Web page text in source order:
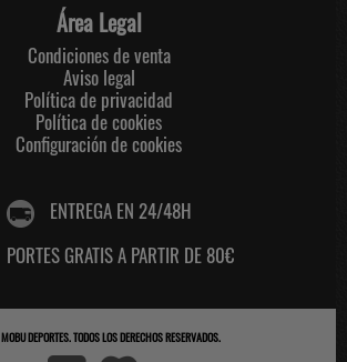
Área Legal
Condiciones de venta
Aviso legal
Política de privacidad
Política de cookies
Configuración de cookies
ENTREGA EN 24/48H
PORTES GRATIS A PARTIR DE 80€
MOBU DEPORTES. TODOS LOS DERECHOS RESERVADOS.